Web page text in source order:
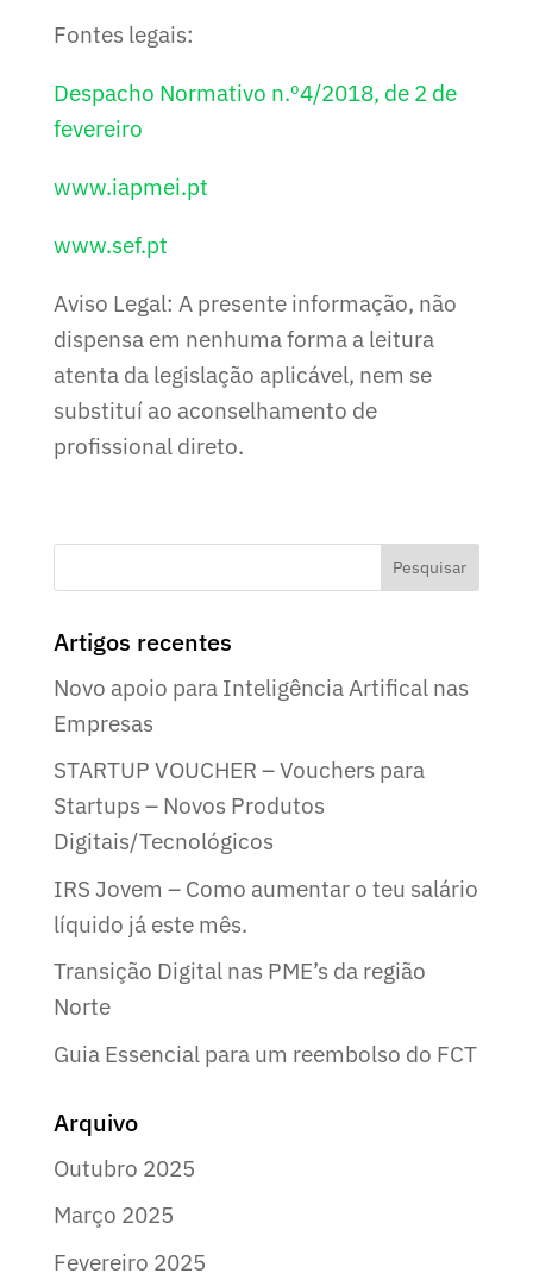
Fontes legais:
Despacho Normativo n.º4/2018, de 2 de
fevereiro
www.iapmei.pt
www.sef.pt
Aviso Legal: A presente informação, não
dispensa em nenhuma forma a leitura
atenta da legislação aplicável, nem se
substituí ao aconselhamento de
profissional direto.
Artigos recentes
Novo apoio para Inteligência Artifical nas
Empresas
STARTUP VOUCHER – Vouchers para
Startups – Novos Produtos
Digitais/Tecnológicos
IRS Jovem – Como aumentar o teu salário
líquido já este mês.
Transição Digital nas PME’s da região
Norte
Guia Essencial para um reembolso do FCT
Arquivo
Outubro 2025
Março 2025
Fevereiro 2025